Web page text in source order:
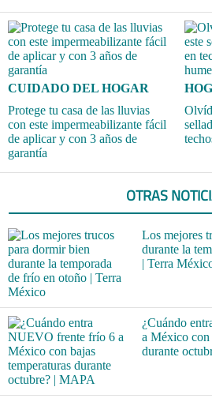
CUIDADO DEL HOGAR
Protege tu casa de las lluvias
con este impermeabilizante fácil
de aplicar y con 3 años de
garantía
OTRAS
Los mejores
durante la
| Terra
¿Cuándo
a México con
durante